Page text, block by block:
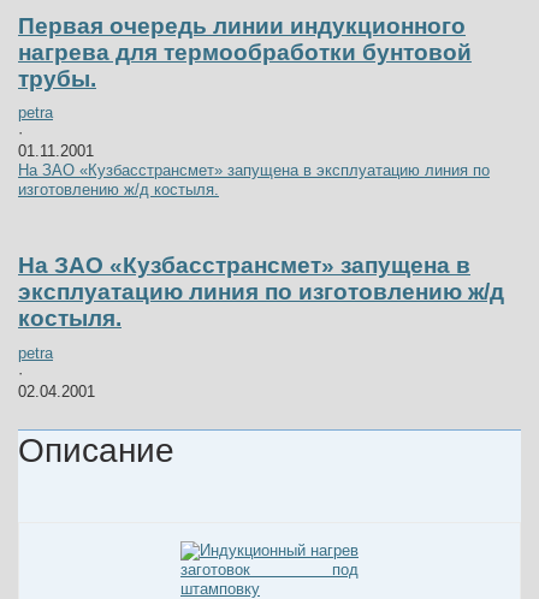
Первая очередь линии индукционного
нагрева для термообработки бунтовой
трубы.
petra
·
01.11.2001
На ЗАО «Кузбасстрансмет» запущена в эксплуатацию линия по
изготовлению ж/д костыля.
На ЗАО «Кузбасстрансмет» запущена в
эксплуатацию линия по изготовлению ж/д
костыля.
petra
·
02.04.2001
Описание